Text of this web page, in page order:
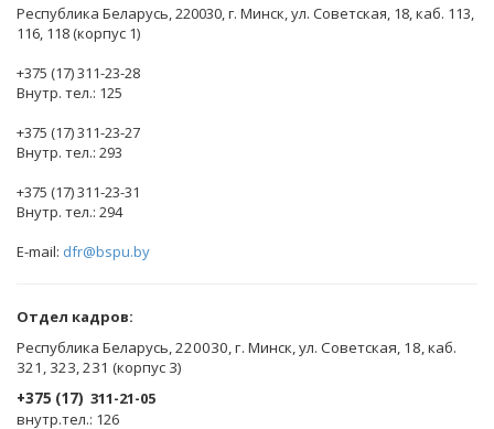
Республика Беларусь, 220030, г. Минск, ул. Советская, 18, каб. 113,
116, 118 (корпус 1)
+375 (17) 311-23-28
Внутр. тел.: 125
+375 (17) 311-23-27
Внутр. тел.: 293
+375 (17) 311-23-31
Внутр. тел.: 294
E-mail: dfr@bspu.by
Отдел кадров:
Республика Беларусь, 220030, г. Минск, ул. Советская, 18, каб.
321, 323, 231 (корпус 3)
+375 (17) 311-21-05
внутр.тел.: 126